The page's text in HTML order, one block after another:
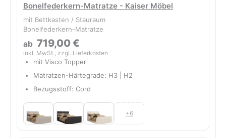
Bonelfederkern-Matratze - Kaiser Möbel
mit Bettkasten / Stauraum
Bonelfederkern-Matratze
ab 719,00 €
inkl. MwSt., zzgl. Lieferkosten
mit Visco Topper
Matratzen-Härtegrade: H3 | H2
Bezugsstoff: Cord
+6